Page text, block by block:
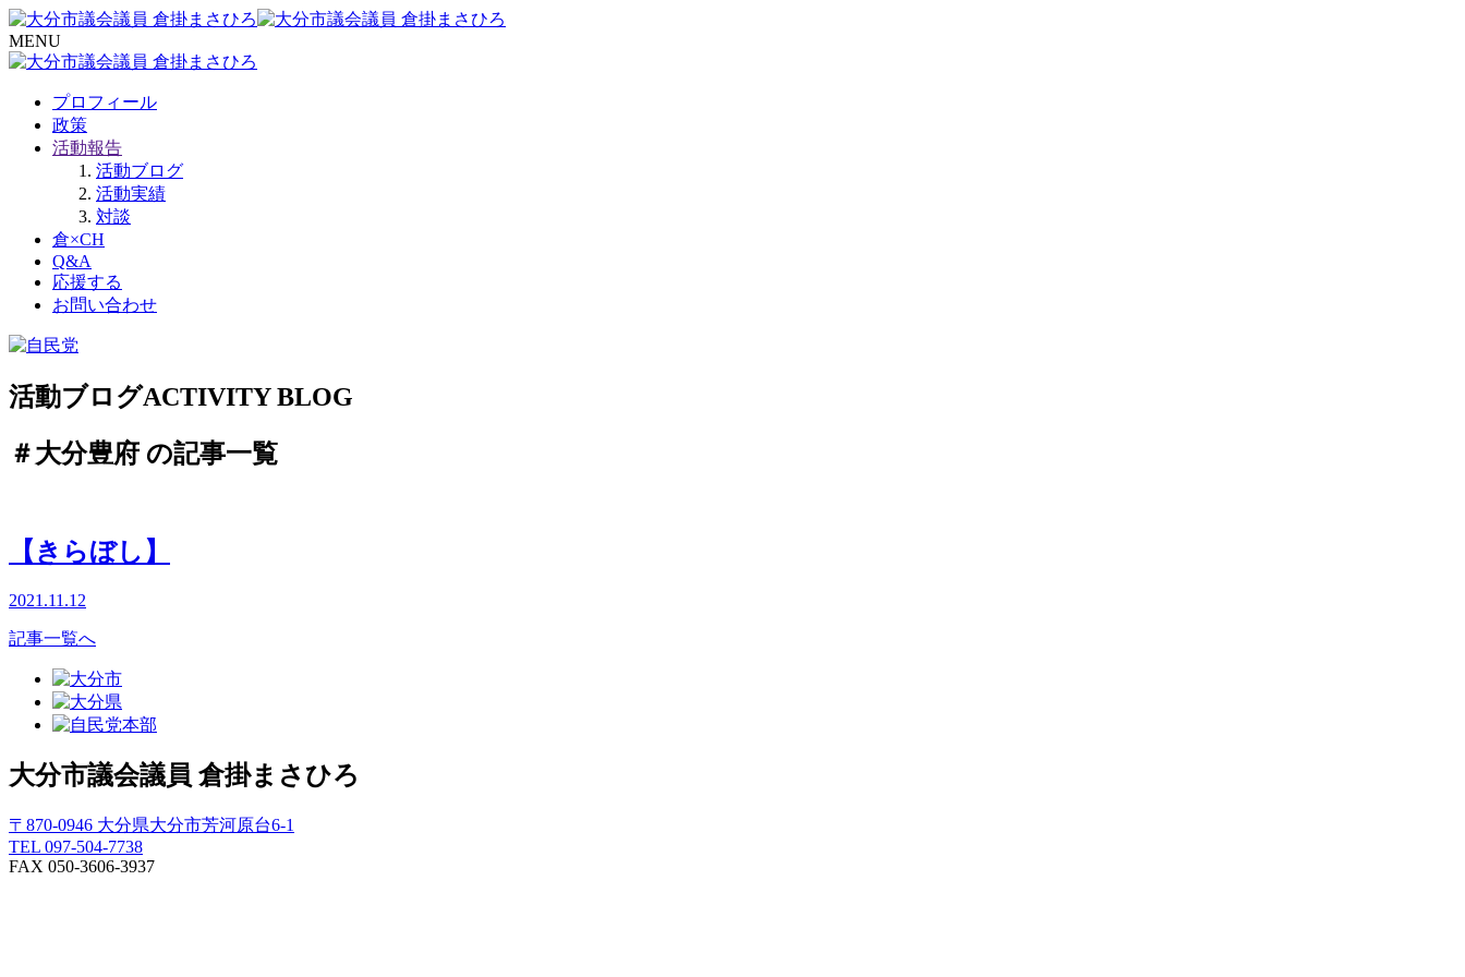
MENU
プロフィール
政策
活動報告
活動ブログ
活動実績
対談
倉×CH
Q&A
応援する
お問い合わせ
活動ブログACTIVITY BLOG
＃大分豊府 の記事一覧
【きらぼし】
2021.11.12
記事一覧へ
大分市議会議員 倉掛まさひろ
〒870-0946 大分県大分市芳河原台6-1
TEL 097-504-7738
FAX 050-3606-3937